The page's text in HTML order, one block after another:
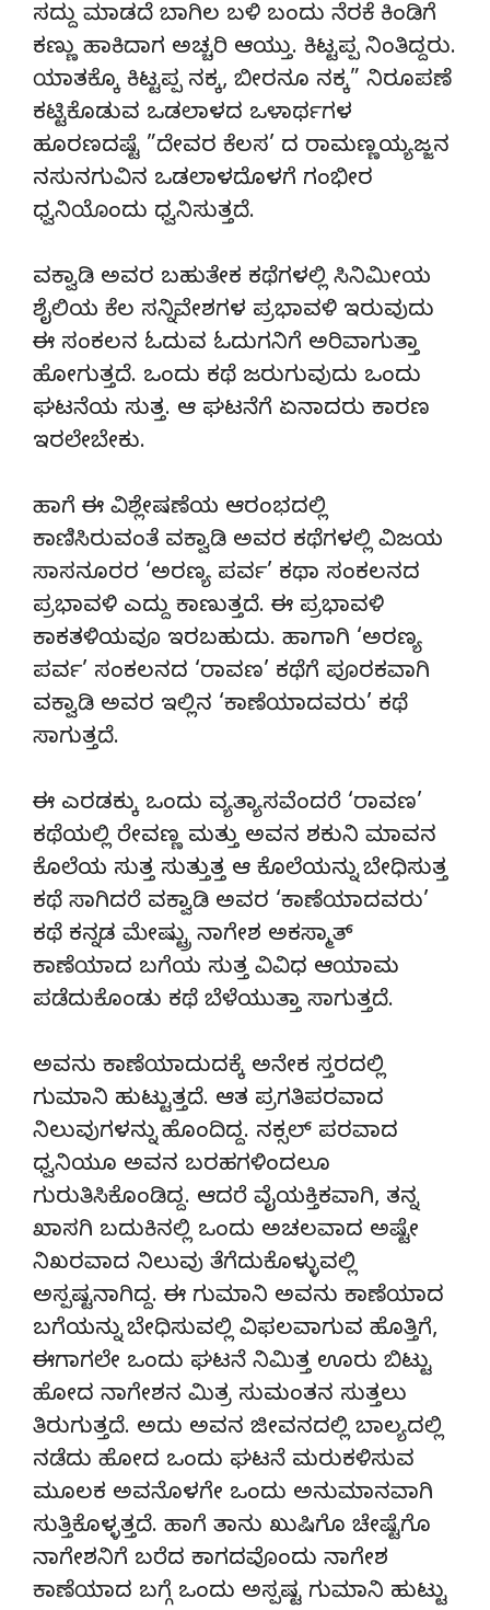
ಸದ್ದು ಮಾಡದೆ ಬಾಗಿಲ ಬಳಿ ಬಂದು ನೆರಕೆ ಕಿಂಡಿಗೆ
ಕಣ್ಣು ಹಾಕಿದಾಗ ಅಚ್ಚರಿ ಆಯ್ತು. ಕಿಟ್ಟಪ್ಪ ನಿಂತಿದ್ದರು.
ಯಾತಕ್ಕೊ ಕಿಟ್ಟಪ್ಪ ನಕ್ಕ, ಬೀರನೂ ನಕ್ಕ” ನಿರೂಪಣೆ
ಕಟ್ಟಿಕೊಡುವ ಒಡಲಾಳದ ಒಳಾರ್ಥಗಳ
ಹೂರಣದಷ್ಟೆ ”ದೇವರ ಕೆಲಸ’ ದ ರಾಮಣ್ಣಯ್ಯಜ್ಜನ
ನಸುನಗುವಿನ ಒಡಲಾಳದೊಳಗೆ ಗಂಭೀರ
ಧ್ವನಿಯೊಂದು ಧ್ವನಿಸುತ್ತದೆ.
ವಕ್ವಾಡಿ ಅವರ ಬಹುತೇಕ ಕಥೆಗಳಲ್ಲಿ ಸಿನಿಮೀಯ
ಶೈಲಿಯ ಕೆಲ ಸನ್ನಿವೇಶಗಳ ಪ್ರಭಾವಳಿ ಇರುವುದು
ಈ ಸಂಕಲನ ಓದುವ ಓದುಗನಿಗೆ ಅರಿವಾಗುತ್ತಾ
ಹೋಗುತ್ತದೆ. ಒಂದು ಕಥೆ ಜರುಗುವುದು ಒಂದು
ಘಟನೆಯ ಸುತ್ತ. ಆ ಘಟನೆಗೆ ಏನಾದರು ಕಾರಣ
ಇರಲೇಬೇಕು.
ಹಾಗೆ ಈ ವಿಶ್ಲೇಷಣೆಯ ಆರಂಭದಲ್ಲಿ
ಕಾಣಿಸಿರುವಂತೆ ವಕ್ವಾಡಿ ಅವರ ಕಥೆಗಳಲ್ಲಿ ವಿಜಯ
ಸಾಸನೂರರ ‘ಅರಣ್ಯ ಪರ್ವ’ ಕಥಾ ಸಂಕಲನದ
ಪ್ರಭಾವಳಿ ಎದ್ದು ಕಾಣುತ್ತದೆ. ಈ ಪ್ರಭಾವಳಿ
ಕಾಕತಳಿಯವೂ ಇರಬಹುದು. ಹಾಗಾಗಿ ‘ಅರಣ್ಯ
ಪರ್ವ’ ಸಂಕಲನದ ‘ರಾವಣ’ ಕಥೆಗೆ ಪೂರಕವಾಗಿ
ವಕ್ವಾಡಿ ಅವರ ಇಲ್ಲಿನ ‘ಕಾಣೆಯಾದವರು’ ಕಥೆ
ಸಾಗುತ್ತದೆ.
ಈ ಎರಡಕ್ಕು ಒಂದು ವ್ಯತ್ಯಾಸವೆಂದರೆ ‘ರಾವಣ’
ಕಥೆಯಲ್ಲಿ ರೇವಣ್ಣ ಮತ್ತು ಅವನ ಶಕುನಿ ಮಾವನ
ಕೊಲೆಯ ಸುತ್ತ ಸುತ್ತುತ್ತ ಆ ಕೊಲೆಯನ್ನು ಬೇಧಿಸುತ್ತ
ಕಥೆ ಸಾಗಿದರೆ ವಕ್ವಾಡಿ ಅವರ ‘ಕಾಣೆಯಾದವರು’
ಕಥೆ ಕನ್ನಡ ಮೇಷ್ಟ್ರು ನಾಗೇಶ ಅಕಸ್ಮಾತ್
ಕಾಣೆಯಾದ ಬಗೆಯ ಸುತ್ತ ವಿವಿಧ ಆಯಾಮ
ಪಡೆದುಕೊಂಡು ಕಥೆ ಬೆಳೆಯುತ್ತಾ ಸಾಗುತ್ತದೆ.
ಅವನು ಕಾಣೆಯಾದುದಕ್ಕೆ ಅನೇಕ ಸ್ತರದಲ್ಲಿ
ಗುಮಾನಿ ಹುಟ್ಟುತ್ತದೆ. ಆತ ಪ್ರಗತಿಪರವಾದ
ನಿಲುವುಗಳನ್ನು ಹೊಂದಿದ್ದ. ನಕ್ಸಲ್ ಪರವಾದ
ಧ್ವನಿಯೂ ಅವನ ಬರಹಗಳಿಂದಲೂ
ಗುರುತಿಸಿಕೊಂಡಿದ್ದ. ಆದರೆ ವೈಯಕ್ತಿಕವಾಗಿ, ತನ್ನ
ಖಾಸಗಿ ಬದುಕಿನಲ್ಲಿ ಒಂದು ಅಚಲವಾದ ಅಷ್ಟೇ
ನಿಖರವಾದ ನಿಲುವು ತೆಗೆದುಕೊಳ್ಳುವಲ್ಲಿ
ಅಸ್ಪಷ್ಟನಾಗಿದ್ದ. ಈ ಗುಮಾನಿ ಅವನು ಕಾಣೆಯಾದ
ಬಗೆಯನ್ನು ಬೇಧಿಸುವಲ್ಲಿ ವಿಫಲವಾಗುವ ಹೊತ್ತಿಗೆ,
ಈಗಾಗಲೇ ಒಂದು ಘಟನೆ ನಿಮಿತ್ತ ಊರು ಬಿಟ್ಟು
ಹೋದ ನಾಗೇಶನ ಮಿತ್ರ ಸುಮಂತನ ಸುತ್ತಲು
ತಿರುಗುತ್ತದೆ. ಅದು ಅವನ ಜೀವನದಲ್ಲಿ ಬಾಲ್ಯದಲ್ಲಿ
ನಡೆದು ಹೋದ ಒಂದು ಘಟನೆ ಮರುಕಳಿಸುವ
ಮೂಲಕ ಅವನೊಳಗೇ ಒಂದು ಅನುಮಾನವಾಗಿ
ಸುತ್ತಿಕೊಳ್ಳತ್ತದೆ. ಹಾಗೆ ತಾನು ಖುಷಿಗೊ ಚೇಷ್ಟೆಗೊ
ನಾಗೇಶನಿಗೆ ಬರೆದ ಕಾಗದವೊಂದು ನಾಗೇಶ
ಕಾಣೆಯಾದ ಬಗ್ಗೆ ಒಂದು ಅಸ್ಪಷ್ಟ ಗುಮಾನಿ ಹುಟ್ಟು